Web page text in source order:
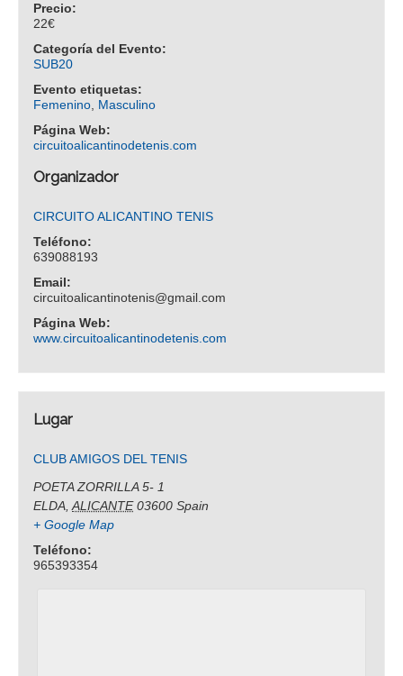
Precio:
22€
Categoría del Evento:
SUB20
Evento etiquetas:
Femenino, Masculino
Página Web:
circuitoalicantinodetenis.com
Organizador
CIRCUITO ALICANTINO TENIS
Teléfono:
639088193
Email:
circuitoalicantinotenis@gmail.com
Página Web:
www.circuitoalicantinodetenis.com
Lugar
CLUB AMIGOS DEL TENIS
POETA ZORRILLA 5- 1
ELDA ALICANTE 03600 Spain
+ Google Map
Teléfono:
965393354